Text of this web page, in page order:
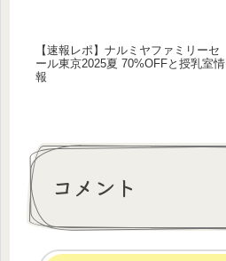
【速報レポ】ナルミヤファミリーセ
ール東京2025夏 70%OFFと授乳室情
報
コメント